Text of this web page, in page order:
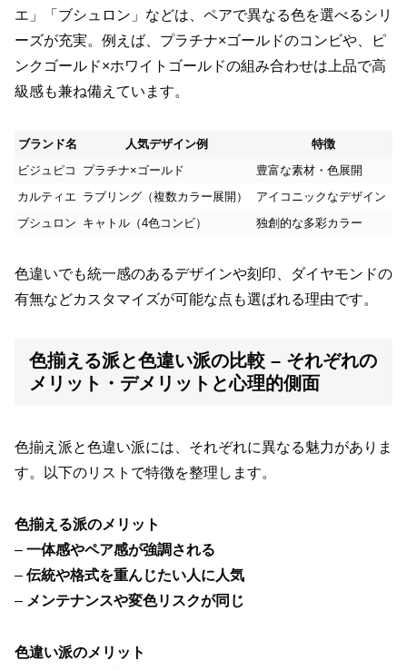
エ」「ブシュロン」などは、ペアで異なる色を選べるシリ
ーズが充実。例えば、プラチナ×ゴールドのコンビや、ピ
ンクゴールド×ホワイトゴールドの組み合わせは上品で高
級感も兼ね備えています。
ブランド名 人気デザイン例
特徴
ビジュピコ
プラチナ×ゴールド
豊富な素材・色展開
カルティエ ラブリング（複数カラー展開）
アイコニックなデザイン
ブシュロン キャトル（4色コンビ） 独創的な多彩カラー
色違いでも統一感のあるデザインや刻印、ダイヤモンドの
有無などカスタマイズが可能な点も選ばれる理由です。
色揃える派と色違い派の比較 – それぞれの
メリット・デメリットと心理的側面
色揃え派と色違い派には、それぞれに異なる魅力がありま
す。以下のリストで特徴を整理します。
色揃える派のメリット
– 一体感やペア感が強調される
– 伝統や格式を重んじたい人に人気
– メンテナンスや変色リスクが同じ
色違い派のメリット